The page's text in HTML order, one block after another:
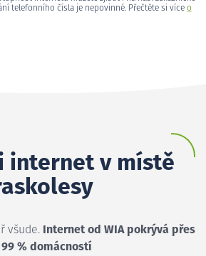
telefonního čísla je nepovinné. Přečtěte si více o
internet v místě
všude. Internet od WIA pokrývá přes
99 % domácností